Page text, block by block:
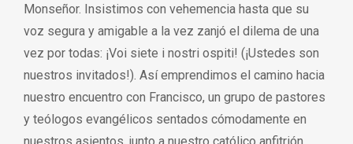
Monseñor. Insistimos con vehemencia hasta que su
voz segura y amigable a la vez zanjó el dilema de una
vez por todas: ¡Voi siete i nostri ospiti! (¡Ustedes son
nuestros invitados!). Así emprendimos el camino hacia
nuestro encuentro con Francisco, un grupo de pastores
y teólogos evangélicos sentados cómodamente en
nuestros asientos, junto a nuestro católico anfitrión